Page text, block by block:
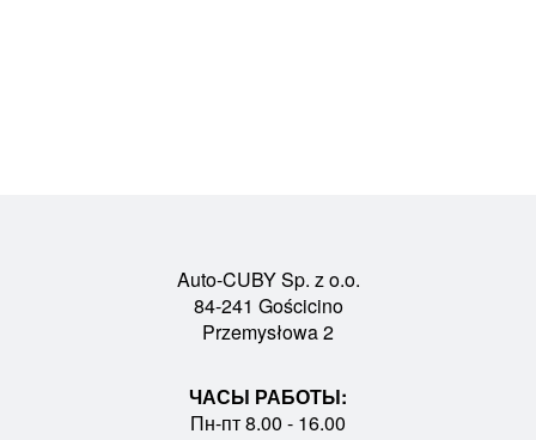
Auto-CUBY Sp. z o.o.
84-241 Gościcino
Przemysłowa 2
ЧАСЫ РАБОТЫ:
Пн-пт 8.00 - 16.00